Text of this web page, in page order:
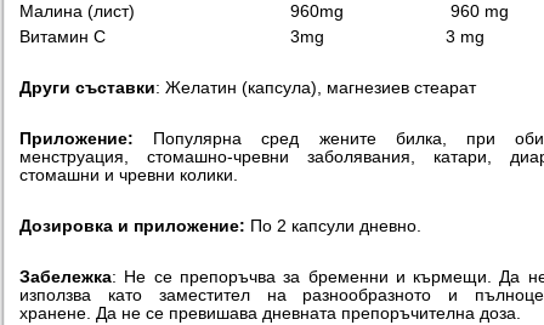
Малина (лист) 960mg 960 mg
Витамин С 3mg 3 mg
Други съставки: Желатин (капсула), магнезиев стеарат
Приложение:
Популярна сред жените билка, при
менструация, стомашно-чревни заболявания, катари,
стомашни и чревни колики.
Дозировка и приложение: По 2 капсули дневно.
Забележка: Не се препоръчва за бременни и кърмещи. Да
използва като заместител на разнообразното и
хранене. Да не се превишава дневната препоръчителна доза.